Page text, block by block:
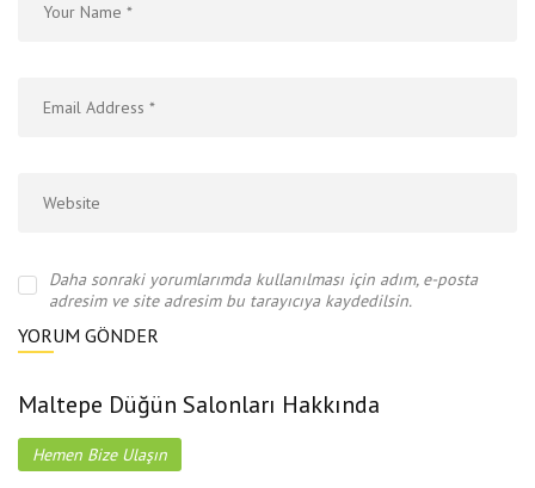
Daha sonraki yorumlarımda kullanılması için adım, e-posta
adresim ve site adresim bu tarayıcıya kaydedilsin.
Maltepe Düğün Salonları Hakkında
Hemen Bize Ulaşın